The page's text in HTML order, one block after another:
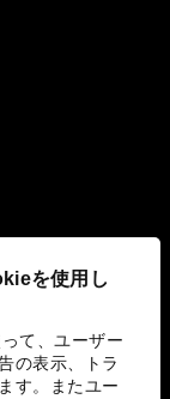
を使用し
て、ユーザー
の表示、トラ
す。またユー